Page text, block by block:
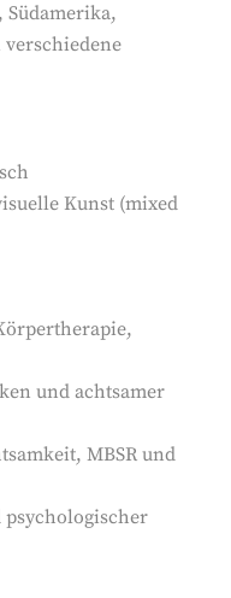
Südamerika,
verschiedene
Kunst (mixed
und achtsamer
MBSR und
psychologischer